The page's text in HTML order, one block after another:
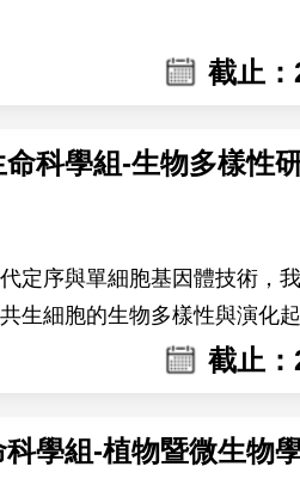
截止
命科學組-生物多樣性
定序與單細胞基因體技術，
生細胞的生物多樣性與演化
截止
科學組-植物暨微生物